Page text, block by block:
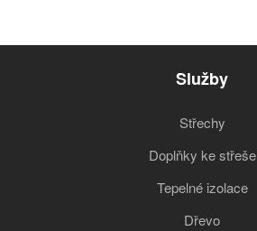
Služby
Střechy
Doplňky ke střeše
Tepelné izolace
Dřevo